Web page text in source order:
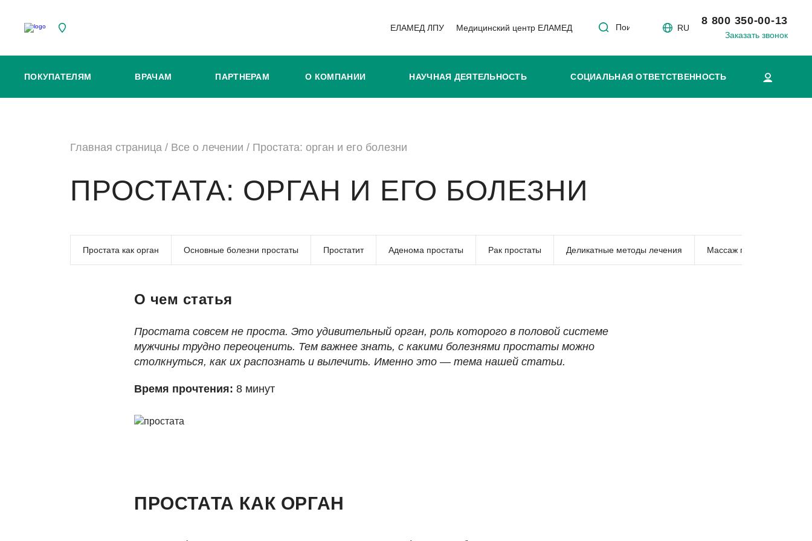
ЕЛАМЕД ЛПУ Медицинский центр ЕЛАМЕД Поиск RU
8 800 350-00-13
Заказать звонок
ПОКУПАТЕЛЯМ ВРАЧАМ ПАРТНЕРАМ О КОМПАНИИ НАУЧНАЯ ДЕЯТЕЛЬНОСТЬ СОЦИАЛЬНАЯ ОТВЕТСТВЕННОСТЬ
Главная страница / Все о лечении / Простата: орган и его болезни
ПРОСТАТА: ОРГАН И ЕГО БОЛЕЗНИ
Простата как орган Основные болезни простаты Простатит Аденома простаты Рак простаты Деликатные методы лечения Массаж простаты
О чем статья
Простата совсем не проста. Это удивительный орган, роль которого в половой системе
мужчины трудно переоценить. Тем важнее знать, с какими болезнями простаты можно
столкнуться, как их распознать и вылечить. Именно это — тема нашей статьи.
Время прочтения: 8 минут
ПРОСТАТА КАК ОРГАН